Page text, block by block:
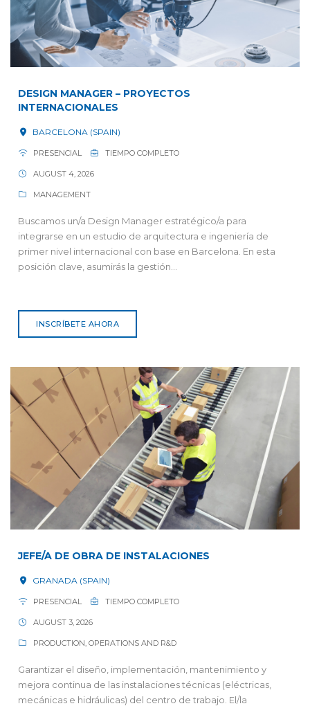
DESIGN MANAGER – PROYECTOS
INTERNACIONALES
BARCELONA (SPAIN)
PRESENCIAL TIEMPO COMPLETO
AUGUST 4, 2026
MANAGEMENT
Buscamos un/a Design Manager estratégico/a para
integrarse en un estudio de arquitectura e ingeniería de
primer nivel internacional con base en Barcelona. En esta
posición clave, asumirás la gestión...
INSCRÍBETE AHORA
JEFE/A DE OBRA DE INSTALACIONES
GRANADA (SPAIN)
PRESENCIAL TIEMPO COMPLETO
AUGUST 3, 2026
PRODUCTION, OPERATIONS AND R&D
Garantizar el diseño, implementación, mantenimiento y
mejora continua de las instalaciones técnicas (eléctricas,
mecánicas e hidráulicas) del centro de trabajo. El/la